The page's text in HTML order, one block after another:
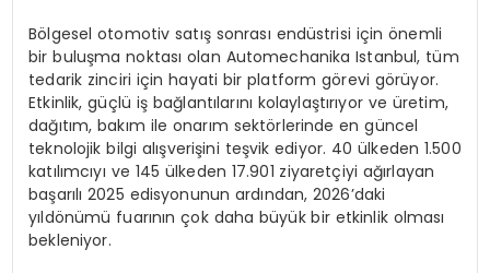
Bölgesel otomotiv satış sonrası endüstrisi içinönemli
bir buluşma noktasıolan Automechanika Istanbul, tüm
tedarik zinciri için hayati bir platform görevi görüyor.
Etkinlik, güçlü iş bağlantılarını kolaylaştırıyor ve üretim,
dağıtım, bakım ile onarım sektörlerinde en güncel
teknolojik bilgi alışverişini teşvik ediyor. 40ülkeden 1.500
katılımcıyı ve 145 ülkeden 17.901 ziyaretçiyi ağırlayan
başarılı2025 edisyonunun ardından, 2026’daki
yıldönümü fuarınınçok daha büyük bir etkinlik olması
bekleniyor.